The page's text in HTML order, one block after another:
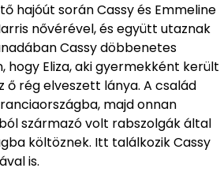
hajóút során Cassy és Emmeline
nővérével, és együtt utaznak
Cassy döbbenetes
hogy Eliza, aki gyermekként került
ő rég elveszett lánya. A család
majd onnan
származó volt rabszolgák által
költöznek. Itt találkozik Cassy
is.